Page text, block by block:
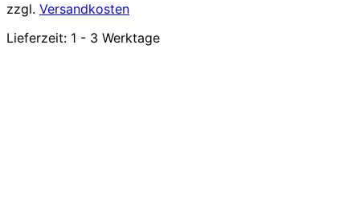
zzgl. Versandkosten
Lieferzeit: 1 - 3 Werktage